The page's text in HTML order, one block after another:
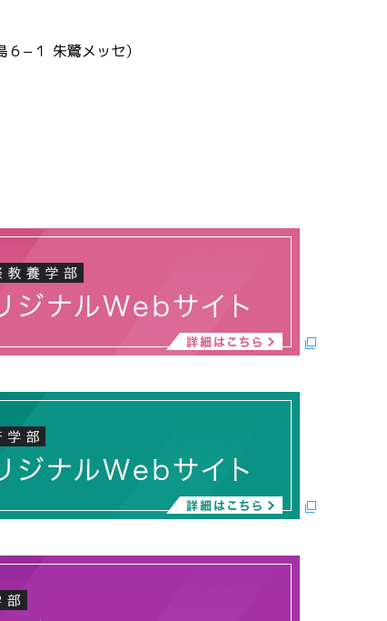
−１ 朱鷺メッセ）